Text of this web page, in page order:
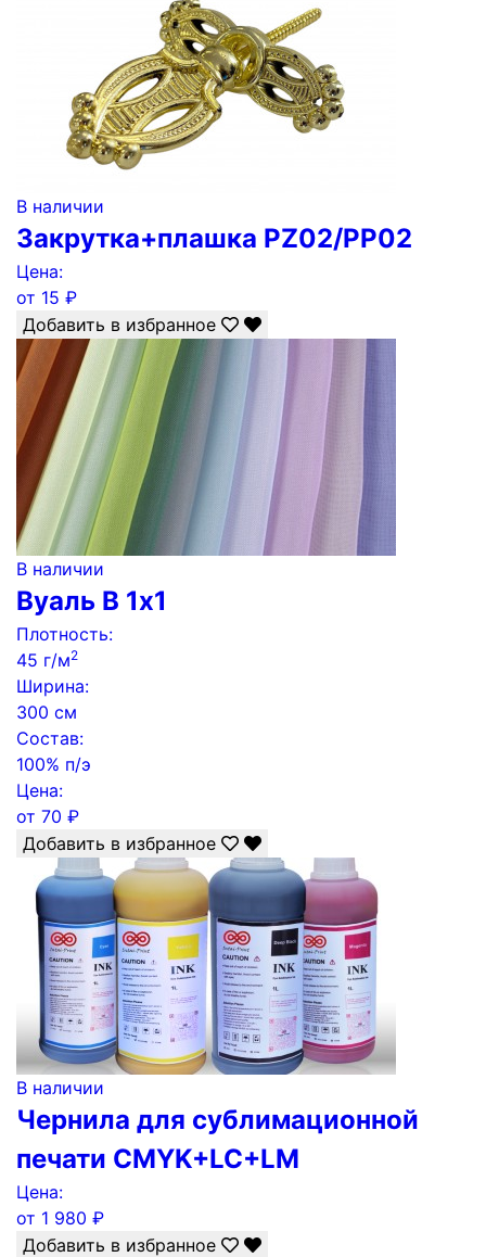
В наличии
Закрутка+плашка PZ02/РР02
Цена:
от 15 ₽
Добавить в избранное
В наличии
Вуаль B 1х1
Плотность:
45 г/м2
Ширина:
300 см
Состав:
100% п/э
Цена:
от 70 ₽
Добавить в избранное
В наличии
Чернила для сублимационной
печати СMYK+LC+LM
Цена:
от 1 980 ₽
Добавить в избранное